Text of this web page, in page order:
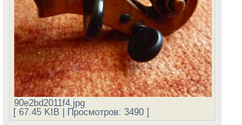
90e2bd2011f4.jpg
[ 67.45 KIB | Просмотров: 3490 ]